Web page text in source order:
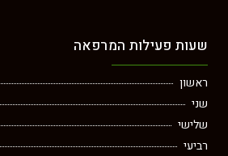
שעות פעילות המרפאה
ראשון
שני
שלישי
רביעי